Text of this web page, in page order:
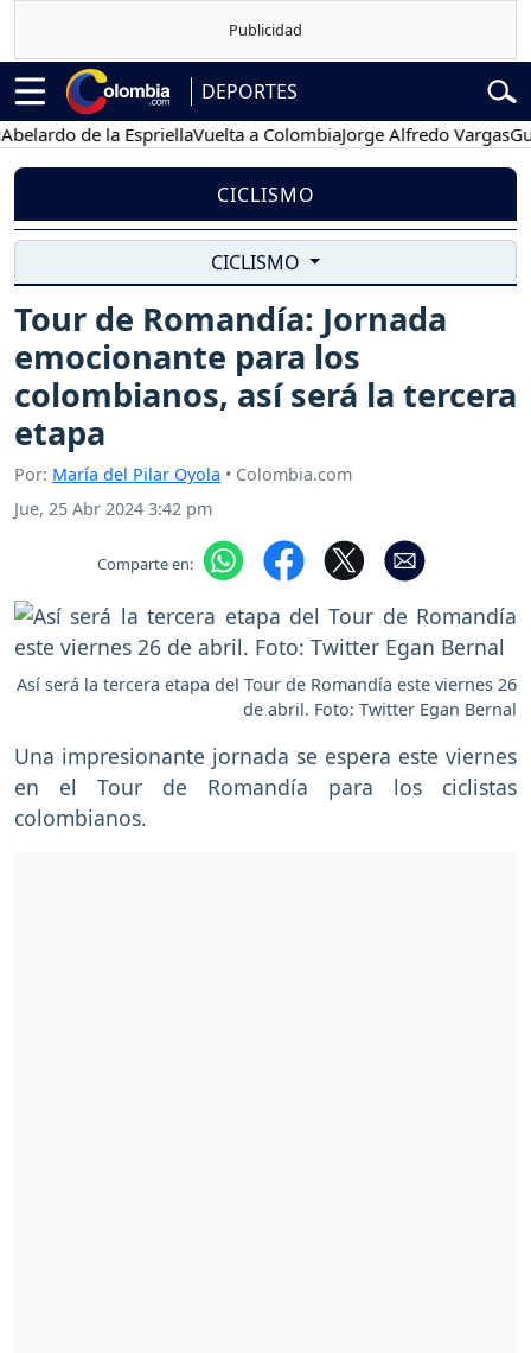
DEPORTES
de la EspriellaVuelta a ColombiaJorge Alfredo Vargas
CICLISMO
CICLISMO
Tour de Romandía: Jornada
emocionante para los
colombianos, así será la tercera
etapa
Por: María del Pilar Oyola • Colombia.com
Jue, 25 Abr 2024 3:42 pm
Comparte en:
Así será la tercera etapa del Tour de Romandía este viernes 26
de abril. Foto: Twitter Egan Bernal
Una impresionante jornada se espera este viernes
en el Tour de Romandía para los ciclistas
colombianos.